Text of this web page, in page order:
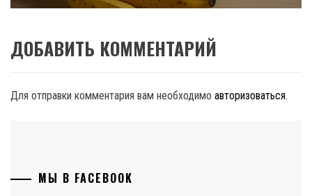
ДОБАВИТЬ КОММЕНТАРИЙ
Для отправки комментария вам необходимо авторизоваться.
МЫ В FACEBOOK